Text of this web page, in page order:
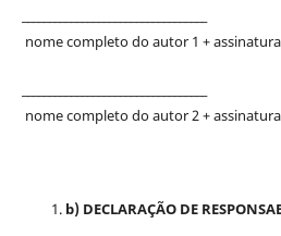
nome completo do autor 1 + assinatura
nome completo do autor 2 + assinatura
b) DECLARAÇÃO DE